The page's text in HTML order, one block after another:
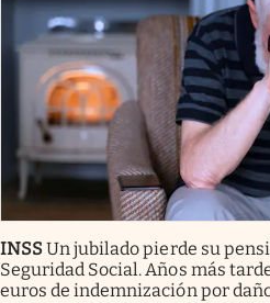
INSSUn jubilado pierde su
Seguridad Social. Años más
euros de indemnización por